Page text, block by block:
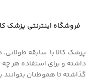
فروشگاه اینترنتی پزشک
پزشک کالا با سابقه
داشته و برای استفاده هر
گذاشته تا هموطنان بتوانند